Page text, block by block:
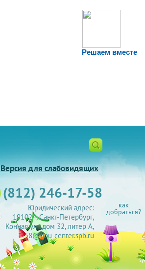
Решаем вместе
Версия для слабовидящих
(812) 246-17-58
Юридический адрес:
191024, Санкт-Петербург,
Конная ул., дом 32, литер А,
58@dou-center.spb.ru
как
добраться?